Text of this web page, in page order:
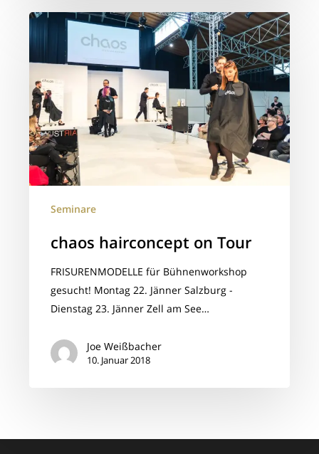
chaos
hairconcept
Seminare
chaos hairconcept on Tour
FRISURENMODELLE für Bühnenworkshop
gesucht! Montag 22. Jänner Salzburg -
Dienstag 23. Jänner Zell am See…
Joe Weißbacher
10. Januar 2018